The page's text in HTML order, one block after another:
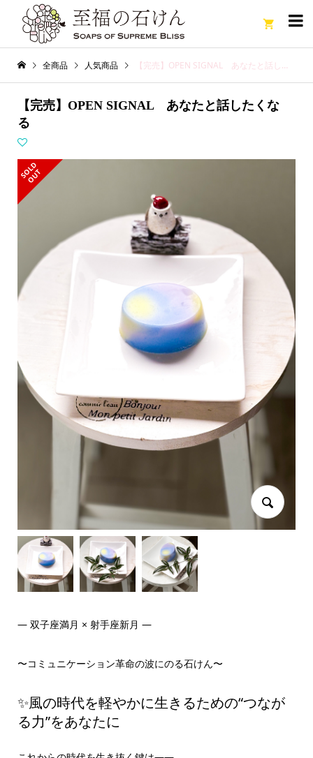

全商品 人気商品 【完売】OPEN SIGNAL あなたと話したくなる
【完売】OPEN SIGNAL あなたと話したくな
る
S
O
L
D
O
U
T
― 双子座満月 × 射手座新月 ―
〜コミュニケーション革命の波にのる石けん〜
✨風の時代を軽やかに生きるための“つなが
る力”をあなたに